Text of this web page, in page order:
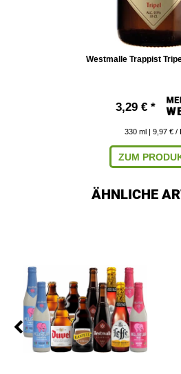
Westmalle Trappist
3,29 € *
330 ml | 9,97 € / L
ZUM
ÄHNLICHE